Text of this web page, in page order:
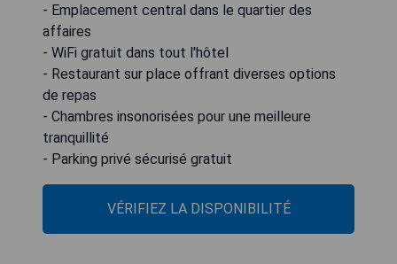
- Emplacement central dans le quartier des
affaires
- WiFi gratuit dans tout l'hôtel
- Restaurant sur place offrant diverses options
de repas
- Chambres insonorisées pour une meilleure
tranquillité
- Parking privé sécurisé gratuit
VÉRIFIEZ LA DISPONIBILITÉ